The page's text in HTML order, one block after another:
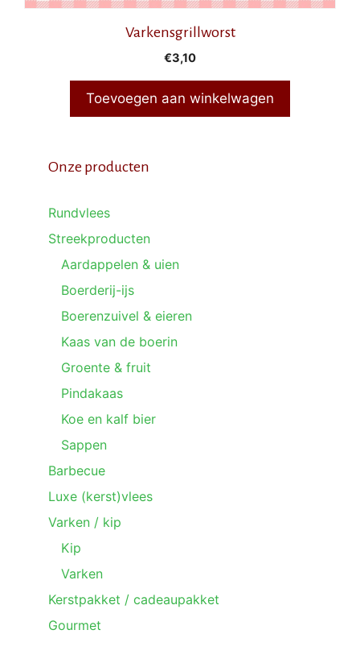
Varkensgrillworst
€3,10
Toevoegen aan winkelwagen
Onze producten
Rundvlees
Streekproducten
Aardappelen & uien
Boerderij-ijs
Boerenzuivel & eieren
Kaas van de boerin
Groente & fruit
Pindakaas
Koe en kalf bier
Sappen
Barbecue
Luxe (kerst)vlees
Varken / kip
Kip
Varken
Kerstpakket / cadeaupakket
Gourmet